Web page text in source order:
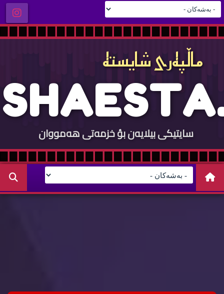
ماڵپه‌ری شایسته‌
SHAESTA.
COM
سایتيكی بيلایه‌ن بؤ خزمه‌تی هه‌مووان